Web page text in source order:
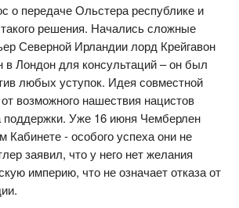
о передаче Ольстера республике и
решения. Начались сложные
Северной Ирландии лорд Крейгавон
Лондон для консультаций – он был
любых уступок. Идея совместной
возможного нашествия нацистов
поддержки. Уже 16 июня Чемберлен
- особого успеха они не
заявил, что у него нет желания
империю, что не означает отказа от